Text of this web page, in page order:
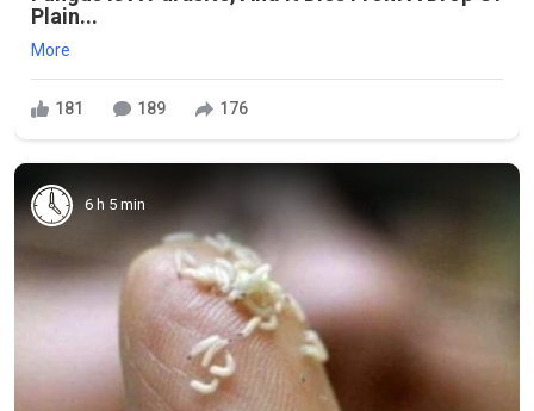
Plain...
More
181 189 176
6 h 5 min